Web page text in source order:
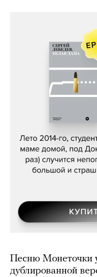
Сергей
Песню Монеточки
дублированной